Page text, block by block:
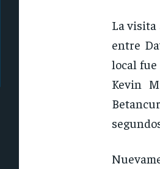
La visita
entre
local
Kevin